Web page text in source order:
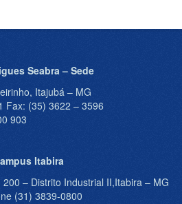
Seabra – Sede
Itajubá – MG
Fax: (35) 3622 – 3596
903
Itabira
– Distrito Industrial II,Itabira – MG
(31) 3839-0800